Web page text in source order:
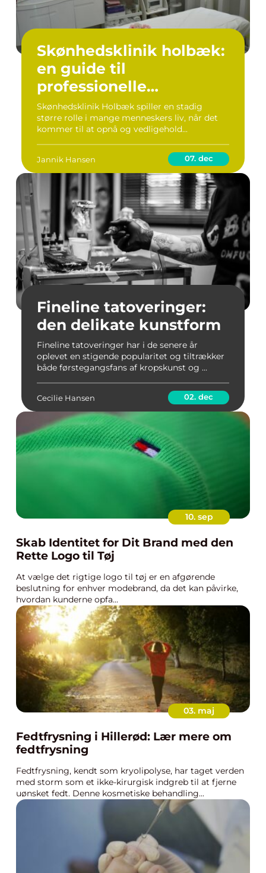
Skønhedsklinik holbæk:
en guide til
professionelle
skønhedsbehandlinger
Skønhedsklinik Holbæk spiller en stadig
større rolle i mange menneskers liv, når det
kommer til at opnå og vedligehold...
Jannik Hansen 07. dec
Fineline tatoveringer:
den delikate kunstform
Fineline tatoveringer har i de senere år
oplevet en stigende popularitet og tiltrækker
både førstegangsfans af kropskunst og ...
Cecilie Hansen 02. dec
10. sep
Skab Identitet for Dit Brand med den
Rette Logo til Tøj
At vælge det rigtige logo til tøj er en afgørende
beslutning for enhver modebrand, da det kan påvirke,
hvordan kunderne opfa...
03. maj
Fedtfrysning i Hillerød: Lær mere om
fedtfrysning
Fedtfrysning, kendt som kryolipolyse, har taget verden
med storm som et ikke-kirurgisk indgreb til at fjerne
uønsket fedt. Denne kosmetiske behandling...